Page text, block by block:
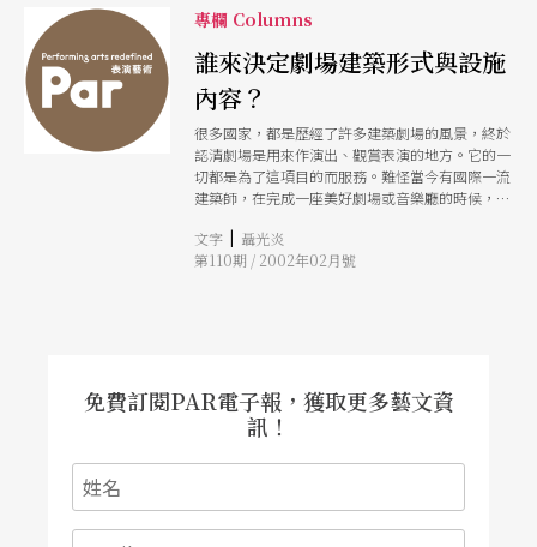
不是在地人的創作，小型展演空間就是用來鼓勵在
地創作的。試想，如果當地藝術家或深具潛力的創
作者希望作品發表，誰有辦法可以隨便花大錢上大
舞台？他要如何「練習」更完整表達在地文化？於
是只好遠赴他鄉如台北或美國或歐洲，於是文化出
的結晶，而小型演出空間更是孕育在地創作的搖
籃，只可惜現況是，被官員以「觀眾人數太少效益
太低」而一筆刪除，甚至讓民間苦撐的小型空間自
生自滅。 文化部，有可能從中央角度於各地興建
空間，深度培養文化，做「在地表演藝術扎根」的
動作嗎？ 劇場工作者、花蓮冉而山劇場核心團員
吳思鋒：地方不只需要文化預算 地方不只需要文
然利用既有館舍，協助地方團體舉辦展演，卻忽略
行政、策展、創作等面向的人才培育舉措，乃至進
行各種交流，以及補助、行政制度未加完善，使用
者付費的習慣亦未於地方被推廣，只是將每年展演
號，凡此種種皆對藝文團體在地發展形成不夠友善
的環境，反而導致本來就極度缺乏藝術行政人員、
專欄 Columns
誰來決定劇場建築形式與設施
內容？
很多國家，都是歷經了許多建築劇場的風景，終於
認清劇場是用來作演出、觀賞表演的地方。它的一
切都是為了這項目的而服務。難怪當今有國際一流
建築師，在完成一座美好劇場或音樂廳的時候，會
文字 | 聶光炎
第110期 / 2002年02月號
免費訂閱PAR電子報，獲取更多藝文資
訊！